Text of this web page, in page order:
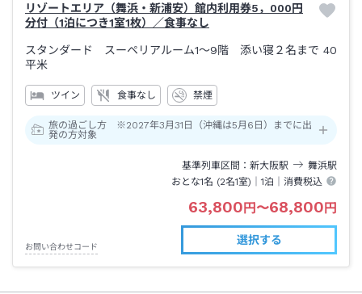
リゾートエリア（舞浜・新浦安）館内利用券5，000円
分付（1泊につき1室1枚）／食事なし
スタンダード スーペリアルーム1～9階 添い寝２名まで 40
平米
ツイン 食事なし 禁煙
旅の過ごし方 ※2027年3月31日（沖縄は5月6日）までに出
発の方対象
基準列車区間 新大阪駅 舞浜駅
おとな1名 (2名1室)｜1泊 ｜消費税込
63,800円〜68,800円
お問い合わせコード
選択する